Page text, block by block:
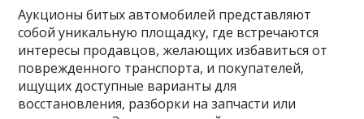
Аукционы битых автомобилей представляют
собой уникальную площадку, где встречаются
интересы продавцов, желающих избавиться от
поврежденного транспорта, и покупателей,
ищущих доступные варианты для
восстановления, разборки на запчасти или